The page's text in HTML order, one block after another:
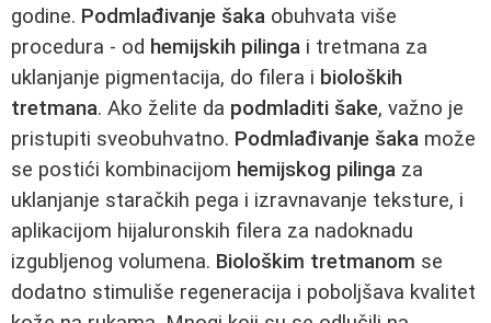
godine. Podmlađivanje šaka obuhvata više
procedura - od hemijskih pilinga i tretmana za
uklanjanje pigmentacija, do filera i bioloških
tretmana. Ako želite da podmladiti šake, važno je
pristupiti sveobuhvatno. Podmlađivanje šaka može
se postići kombinacijom hemijskog pilinga za
uklanjanje staračkih pega i izravnavanje teksture, i
aplikacijom hijaluronskih filera za nadoknadu
izgubljenog volumena. Biološkim tretmanom se
dodatno stimuliše regeneracija i poboljšava kvalitet